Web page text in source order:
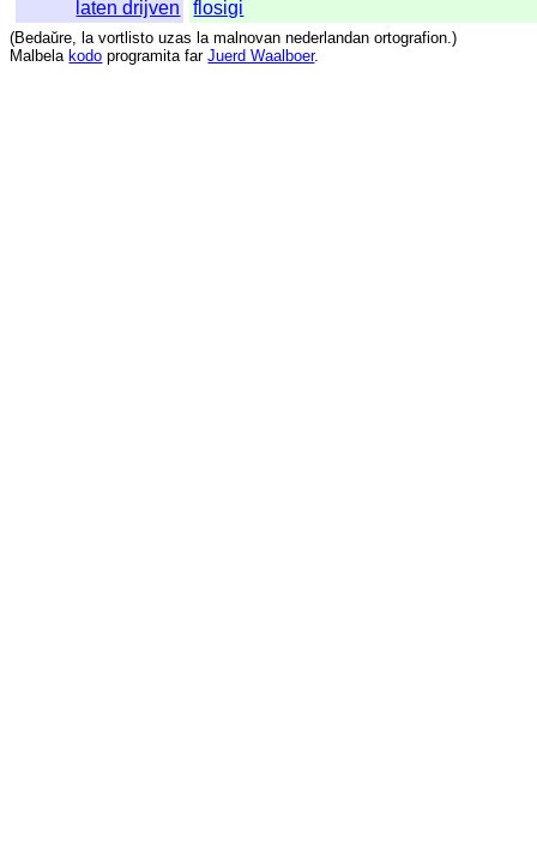
laten drijven
flosigi
(Bedaŭre, la vortlisto uzas la malnovan nederlandan ortografion.)
Malbela kodo programita far Juerd Waalboer.